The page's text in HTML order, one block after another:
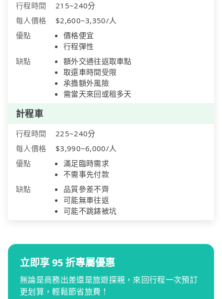
行程時間
215~240分
每人價格
$2,600~3,350/人
優點
價格便宜
行程彈性
缺點
額外交通往返取車點
取還車時間受限
承擔額外風險
需當天來回或租多天
計程車
行程時間
225~240分
每人價格
$3,990~6,000/人
優點
滿足臨時需求
不需事先付款
缺點
品質參差不齊
可能無車往返
可能不跳錶被坑
立即享 95 折專屬優惠
無論是商務出差還是旅遊探親，來回行程一次預訂
更划算，輕鬆節省旅費！